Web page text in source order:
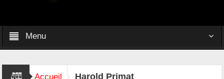
Menu
Accueil Harold Primat